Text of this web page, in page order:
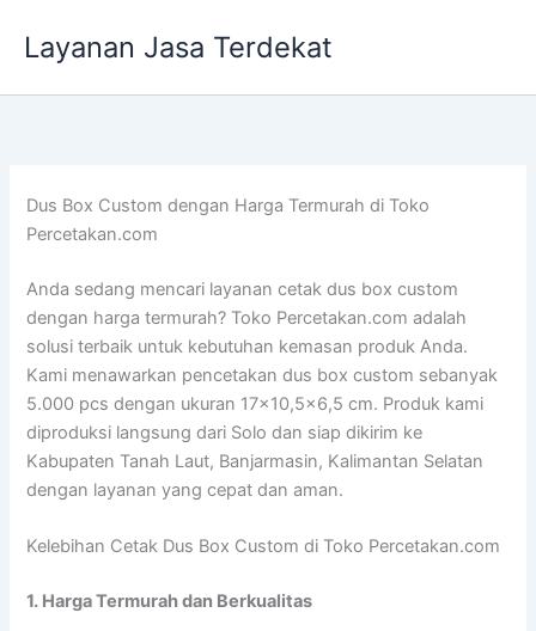
Layanan Jasa Terdekat
Dus Box Custom dengan Harga Termurah di Toko
Percetakan.com
Anda sedang mencari layanan cetak dus box custom
dengan harga termurah? Toko Percetakan.com adalah
solusi terbaik untuk kebutuhan kemasan produk Anda.
Kami menawarkan pencetakan dus box custom sebanyak
5.000 pcs dengan ukuran 17×10,5×6,5 cm. Produk kami
diproduksi langsung dari Solo dan siap dikirim ke
Kabupaten Tanah Laut, Banjarmasin, Kalimantan Selatan
dengan layanan yang cepat dan aman.
Kelebihan Cetak Dus Box Custom di Toko Percetakan.com
1. Harga Termurah dan Berkualitas